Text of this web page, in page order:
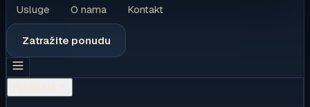
Usluge O nama Kontakt
Zatražite ponudu